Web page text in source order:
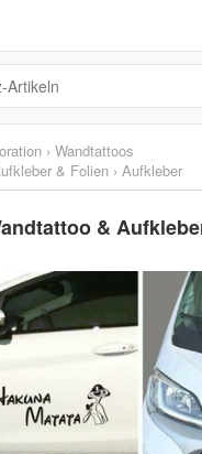
› Wandtattoos
& Folien › Aufkleber
&